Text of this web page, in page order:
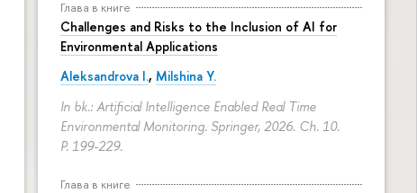
Глава в книге
Challenges and Risks to the Inclusion of AI for
Environmental Applications
Aleksandrova I., Milshina Y.
In bk.: Artificial Intelligence Enabled Real Time
Environmental Monitoring. Springer, 2026. Ch. 10.
P. 199-229.
Глава в книге